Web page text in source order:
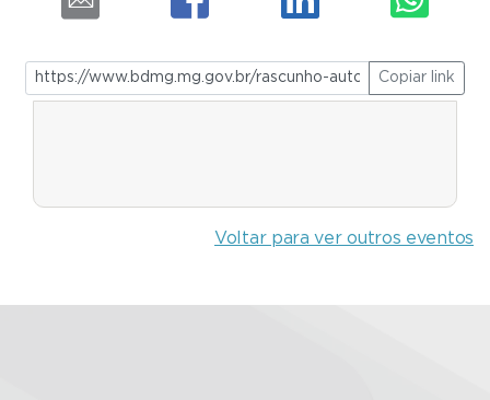
Copiar link
Voltar para ver outros eventos